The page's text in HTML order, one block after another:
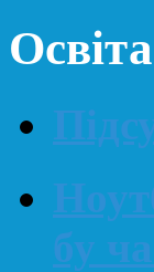
бу